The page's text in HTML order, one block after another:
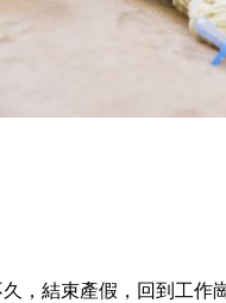
，結束產假，回到工作